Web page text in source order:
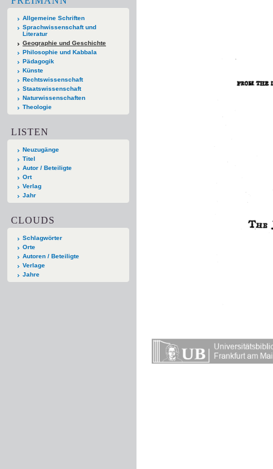
Allgemeine Schriften
Sprachwissenschaft und
Literatur
Geographie und Geschichte
Philosophie und Kabbala
Pädagogik
Künste
Rechtswissenschaft
Staatswissenschaft
Naturwissenschaften
Theologie
LISTEN
Neuzugänge
Titel
Autor / Beteiligte
Ort
Verlag
Jahr
CLOUDS
Schlagwörter
Orte
Autoren / Beteiligte
Verlage
Jahre